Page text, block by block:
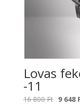
Lovas
-11
16 800Ft Original
9 648